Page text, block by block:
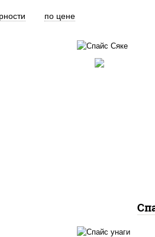
по цене